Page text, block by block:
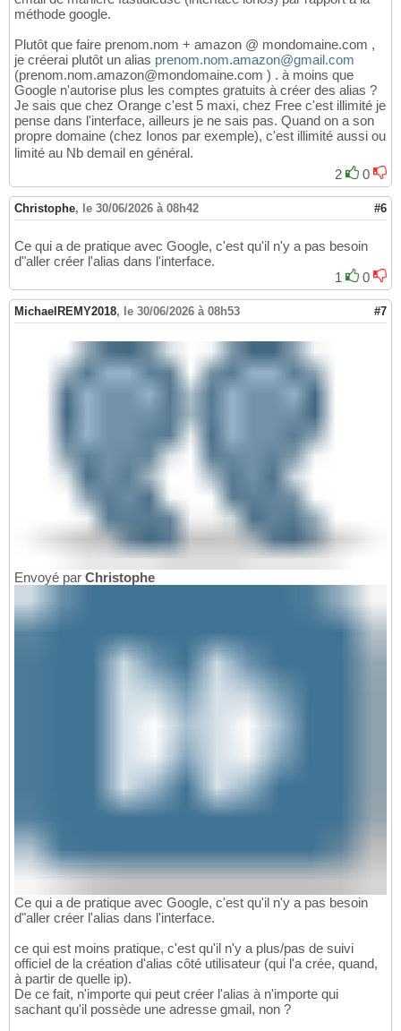
méthode google.
Plutôt que faire prenom.nom + amazon @ mondomaine.com ,
je créerai plutôt un alias prenom.nom.amazon@gmail.com
(prenom.nom.amazon@mondomaine.com ) . à moins que
Google n'autorise plus les comptes gratuits à créer des alias ?
Je sais que chez Orange c'est 5 maxi, chez Free c'est illimité je
pense dans l'interface, ailleurs je ne sais pas. Quand on a son
propre domaine (chez Ionos par exemple), c'est illimité aussi ou
limité au Nb demail en général.
2
0
Christophe, le 30/06/2026 à 08h42 #6
Ce qui a de pratique avec Google, c'est qu'il n'y a pas besoin
d"aller créer l'alias dans l'interface.
1
0
MichaelREMY2018, le 30/06/2026 à 08h53 #7
Envoyé par Christophe
Ce qui a de pratique avec Google, c'est qu'il n'y a pas besoin
d"aller créer l'alias dans l'interface.
ce qui est moins pratique, c'est qu'il n'y a plus/pas de suivi
officiel de la création d'alias côté utilisateur (qui l'a crée, quand,
à partir de quelle ip).
De ce fait, n'importe qui peut créer l'alias à n'importe qui
sachant qu'il possède une adresse gmail, non ?